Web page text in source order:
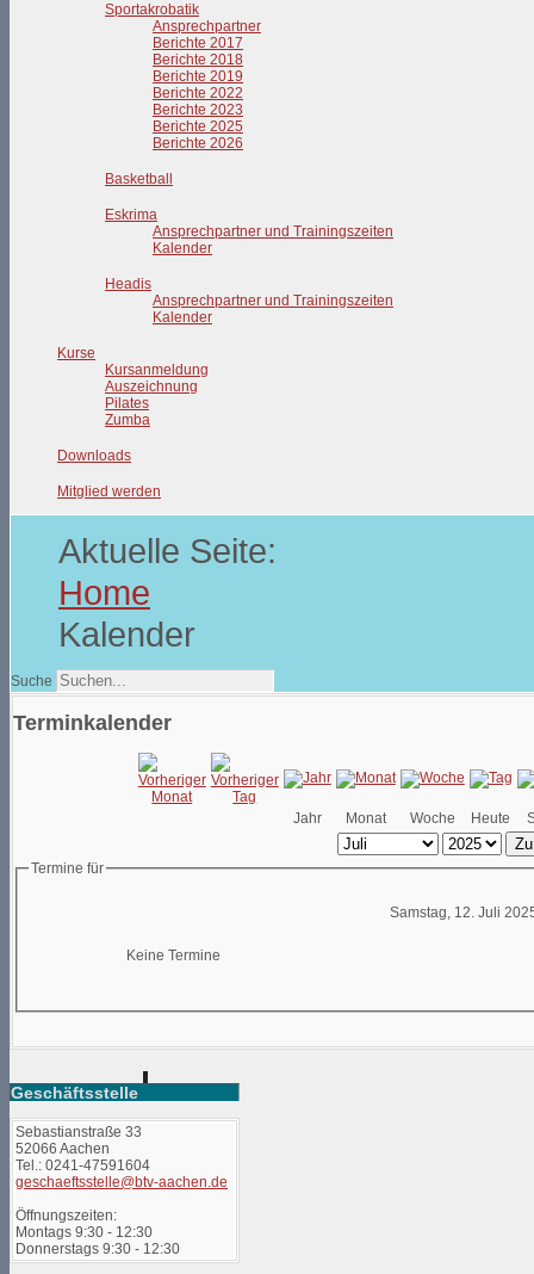
Sportakrobatik
Ansprechpartner
Berichte 2017
Berichte 2018
Berichte 2019
Berichte 2022
Berichte 2023
Berichte 2025
Berichte 2026
Basketball
Eskrima
Ansprechpartner und Trainingszeiten
Kalender
Headis
Ansprechpartner und Trainingszeiten
Kalender
Kurse
Kursanmeldung
Auszeichnung
Pilates
Zumba
Downloads
Mitglied werden
Aktuelle Seite:
Home
Kalender
Suche
Terminkalender
Jahr Monat Woche Heute
Termine für
Samstag, 12. Juli
Keine Termine
Geschäftsstelle
Sebastianstraße 33
52066 Aachen
Tel.: 0241-47591604
geschaeftsstelle@btv-aachen.de
Öffnungszeiten:
Montags 9:30 - 12:30
Donnerstags 9:30 - 12:30